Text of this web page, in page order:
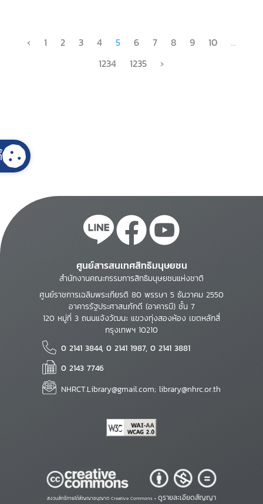
‹ 1 2 3 4 5 6 7 8 9 10
...
1234
1235 ›
ศูนย์สารสนเทศสิทธิมนุษยชน
สำนักงานคณะกรรมการสิทธิมนุษยชนแห่งชาติ
ศูนย์ราชการเฉลิมพระเกียรติ 80 พรรษา 5 ธันวาคม 2550
อาคารรัฐประศาสนภักดี (อาคารบี) ชั้น 7
120 หมู่ที่ 3 ถนนแจ้งวัฒนะ แขวงทุ่งสองห้อง เขตหลักสี่
กรุงเทพฯ 10210
0 2141 3844, 0 2141 1987, 0 2141 3881
0 2143 7746
NHRCT.Library@gmail.com; library@nhrc.or.th
สงวนสิทธิ์ภายใต้สัญญาอนุญาต Creative Commons • ดูรายละเอียดสัญญา